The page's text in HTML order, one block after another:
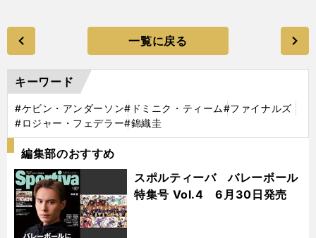
一覧に戻る
キーワード
#ケビン・アンダーソン#ドミニク・ティーム#ファイナルズ
#ロジャー・フェデラー#錦織圭
編集部のおすすめ
スポルティーバ バレーボール
特集号 Vol.4 6月30日発売